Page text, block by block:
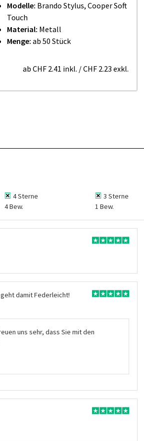
Modelle: Brando Stylus, Cooper Soft
Touch
Material: Metall
Menge: ab 50 Stück
ab CHF 2.41 inkl. /CHF 2.23 exkl.
4 Sterne
4 Bew.
3 Sterne
1 Bew.
damit Federleicht!
uns sehr, dass Sie mit den